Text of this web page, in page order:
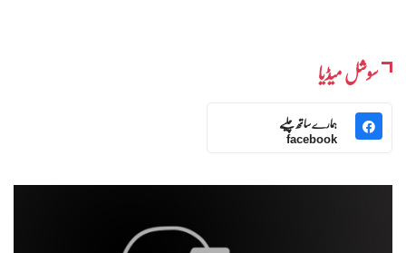
سوشل میڈیا
ہمارے ساتھ چلیے
facebook